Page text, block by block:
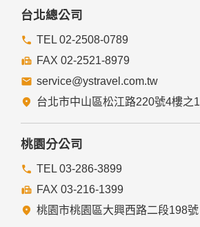
台北總公司
TEL 02-2508-0789
FAX 02-2521-8979
service@ystravel.com.tw
台北市中山區松江路220號4樓之1
桃園分公司
TEL 03-286-3899
FAX 03-216-1399
桃園市桃園區大興西路二段198號